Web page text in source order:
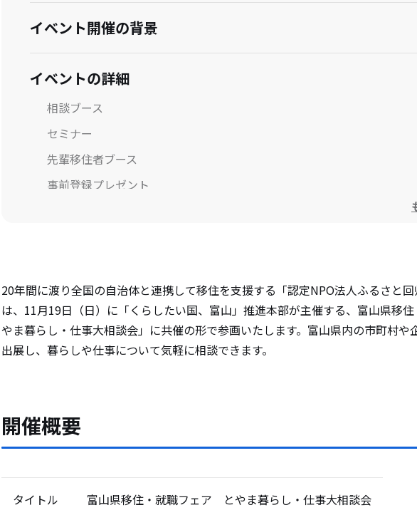
イベント開催の背景
イベントの詳細
相談ブース
セミナー
先輩移住者ブース
事前登録プレゼント
認定NPO法人ふるさと回帰支援センターについて
20年間に渡り全国の自治体と連携して移住を支援する「認定NPO法人ふるさと回
は、11月19日（日）に「くらしたい国、富山」推進本部が主催する、富⼭県移
やま暮らし・仕事⼤相談会」に共催の形で参画いたします。富山県内の市町村や
出展し、暮らしや仕事について気軽に相談できます。
開催概要
タイトル 富山県移住・就職フェア とやま暮らし・仕事大相談会